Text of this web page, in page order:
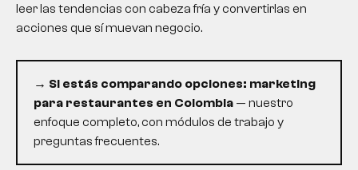
leer las tendencias con cabeza fría y convertirlas en
acciones que sí muevan negocio.
→ Si estás comparando opciones: marketing
para restaurantes en Colombia — nuestro
enfoque completo, con módulos de trabajo y
preguntas frecuentes.